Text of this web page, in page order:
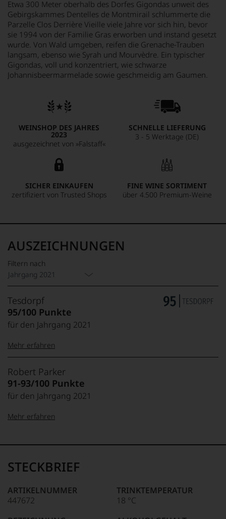
Etwa 300 Meter oberhalb des Dorfes Gigondas unweit des
Gebirgskammes Dentelles de Montmirail schlummerte die
Parzelle Clos Derrière Vieille viele Jahre vor sich hin, bevor
sie 1994 von der Familie Gras erworben und instand gesetzt
wurde. Von Wald umgeben, reifen die Grenache-Trauben
langsam, ebenso wie Syrah und Mourvèdre. Ein typischer
Gigondas, voll und konzentriert, wie schwarze
Johannisbeermarmelade sowie geschmeidig am Gaumen.
WEINSHOP DES JAHRES
2023
ausgezeichnet von »Falstaff«
SCHNELLE LIEFERUNG
3 - 5 Werktage (DE)
SICHER EINKAUFEN
zertifiziert von Trusted Shops
FINE WINE SORTIMENT
über 4.500 Premium-Weine
AUSZEICHNUNGEN
Filtern nach
Jahrgang 2021
Tesdorpf
95/100 Punkte
für den Jahrgang 2021
99–100 Punkte:
95–98 Punkte:
85–89 Punkte:
Tesdorpf
Der
Name
Tesdorpf
für
für
edlen
der
Welt,
wie
Mehr erfahren
Robert Parker
91-93/100 Punkte
für den Jahrgang 2021
95-90 Punkte:
Parker
Ganz
ohne
war
Robert
Mehr erfahren
STECKBRIEF
ARTIKELNUMMER
447672
TRINKTEMPERATUR
18 °C